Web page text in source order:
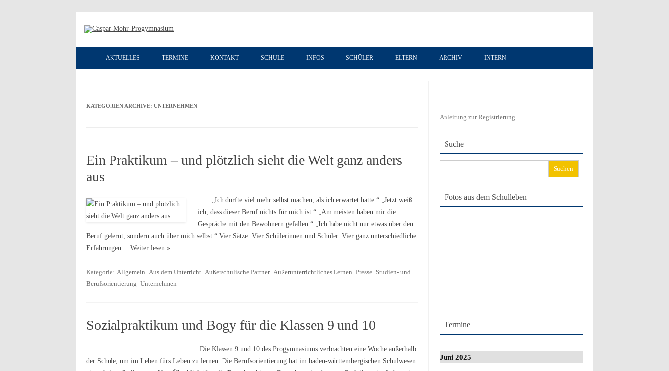
AKTUELLES TERMINE KONTAKT SCHULE INFOS SCHÜLER ELTERN ARCHIV INTERN
KATEGORIEN ARCHIVE: UNTERNEHMEN
Ein Praktikum – und plötzlich sieht die Welt ganz anders
aus
„Ich durfte viel mehr selbst machen, als ich erwartet hatte.“ „Jetzt weiß
ich, dass dieser Beruf nichts für mich ist.“ „Am meisten haben mir die
Gespräche mit den Bewohnern gefallen.“ „Ich habe nicht nur etwas über den
Beruf gelernt, sondern auch über mich selbst.“ Vier Sätze. Vier Schülerinnen und Schüler. Vier ganz unterschiedliche
Erfahrungen… Weiter lesen »
Kategorie: Allgemein Aus dem Unterricht Außerschulische Partner Außerunterrichtliches Lernen Presse Studien- und
Berufsorientierung Unternehmen
Sozialpraktikum und Bogy für die Klassen 9 und 10
Die Klassen 9 und 10 des Progymnasiums verbrachten eine Woche außerhalb
der Schule, um im Leben fürs Leben zu lernen. Die Berufsorientierung hat im baden-württembergischen Schulwesen
Anleitung zur Registrierung
Suche
nach:
Fotos aus dem Schulleben
Termine
Juni 2025